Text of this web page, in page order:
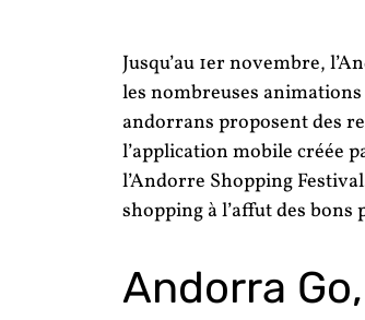
Jusqu’au 1er novembre,
les nombreuses
andorrans proposent des
l’application mobile créée
l’Andorre Shopping
shopping à l’affut des bons
Andorra